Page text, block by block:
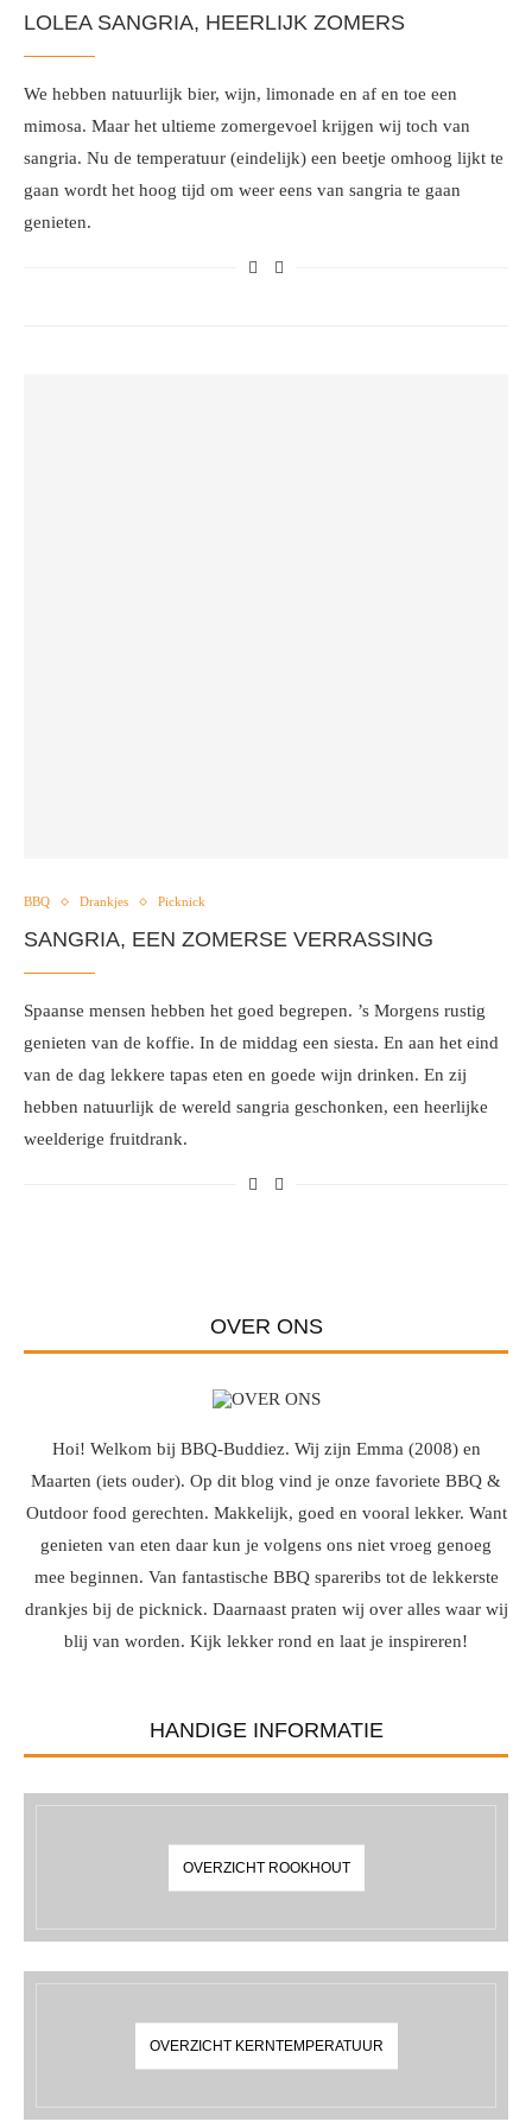
LOLEA SANGRIA, HEERLIJK ZOMERS
We hebben natuurlijk bier, wijn, limonade en af en toe een
mimosa. Maar het ultieme zomergevoel krijgen wij toch van
sangria. Nu de temperatuur (eindelijk) een beetje omhoog lijkt te
gaan wordt het hoog tijd om weer eens van sangria te gaan
genieten.
BBQ Drankjes Picknick
SANGRIA, EEN ZOMERSE VERRASSING
Spaanse mensen hebben het goed begrepen. ’s Morgens rustig
genieten van de koffie. In de middag een siesta. En aan het eind
van de dag lekkere tapas eten en goede wijn drinken. En zij
hebben natuurlijk de wereld sangria geschonken, een heerlijke
weelderige fruitdrank.
OVER ONS
Hoi! Welkom bij BBQ-Buddiez. Wij zijn Emma (2008) en
Maarten (iets ouder). Op dit blog vind je onze favoriete BBQ &
Outdoor food gerechten. Makkelijk, goed en vooral lekker. Want
genieten van eten daar kun je volgens ons niet vroeg genoeg
mee beginnen. Van fantastische BBQ spareribs tot de lekkerste
drankjes bij de picknick. Daarnaast praten wij over alles waar wij
blij van worden. Kijk lekker rond en laat je inspireren!
HANDIGE INFORMATIE
OVERZICHT ROOKHOUT
OVERZICHT KERNTEMPERATUUR